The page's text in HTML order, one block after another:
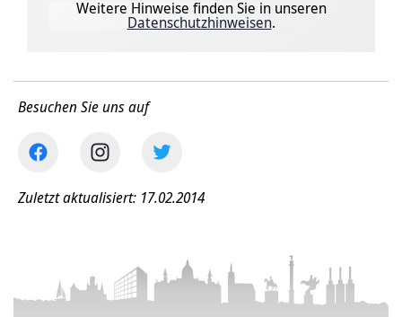
Weitere Hinweise finden Sie in unseren
Datenschutzhinweisen.
Besuchen Sie uns auf
Zuletzt aktualisiert: 17.02.2014